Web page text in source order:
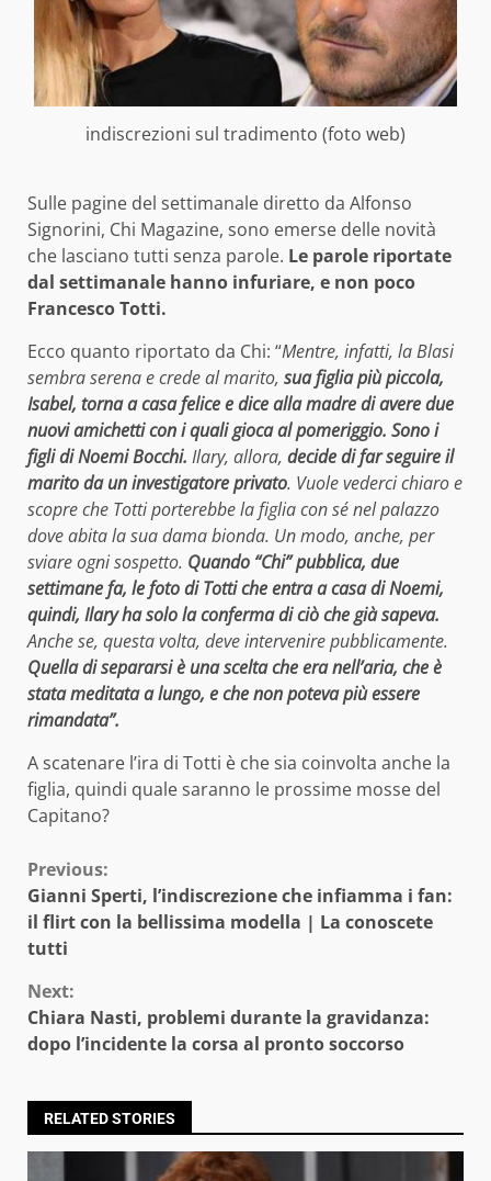
indiscrezioni sul tradimento (foto web)
Sulle pagine del settimanale diretto da Alfonso
Signorini, Chi Magazine, sono emerse delle novità
che lasciano tutti senza parole. Le parole riportate
dal settimanale hanno infuriare, e non poco
Francesco Totti.
Ecco quanto riportato da Chi: “Mentre, infatti, la Blasi
sembra serena e crede al marito, sua figlia più piccola,
Isabel, torna a casa felice e dice alla madre di avere due
nuovi amichetti con i quali gioca al pomeriggio. Sono i
figli di Noemi Bocchi. Ilary, allora, decide di far seguire il
marito da un investigatore privato. Vuole vederci chiaro e
scopre che Totti porterebbe la figlia con sé nel palazzo
dove abita la sua dama bionda. Un modo, anche, per
sviare ogni sospetto. Quando “Chi” pubblica, due
settimane fa, le foto di Totti che entra a casa di Noemi,
quindi, Ilary ha solo la conferma di ciò che già sapeva.
Anche se, questa volta, deve intervenire pubblicamente.
Quella di separarsi è una scelta che era nell’aria, che è
stata meditata a lungo, e che non poteva più essere
rimandata”.
A scatenare l’ira di Totti è che sia coinvolta anche la
figlia, quindi quale saranno le prossime mosse del
Capitano?
Continue
Reading
Previous:
Gianni Sperti, l’indiscrezione che infiamma i fan:
il flirt con la bellissima modella | La conoscete
tutti
Next:
Chiara Nasti, problemi durante la gravidanza:
dopo l’incidente la corsa al pronto soccorso
RELATED STORIES